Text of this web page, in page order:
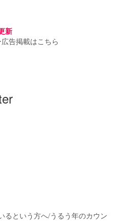
新
告掲載はこちら
るという方へ/うるう年のカウン